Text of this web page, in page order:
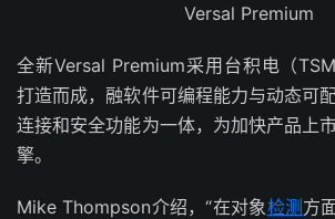
Versal Premium
全新Versal Premium采用台积电（
打造而成，融软件可编程能力与动态可
连接和安全功能为一体，为加快产品上
擎。
Mike Thompson介绍，“在对象检测方